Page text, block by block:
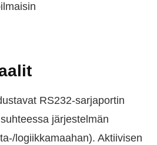
RS232-sarjaportin
järjestelmän
logiikkamaahan). Aktiivisen